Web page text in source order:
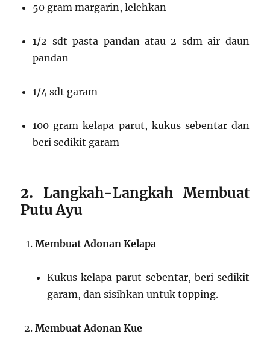
50 gram margarin, lelehkan
1/2 sdt pasta pandan atau 2 sdm air daun
pandan
1/4 sdt garam
100 gram kelapa parut, kukus sebentar dan
beri sedikit garam
2. Langkah-Langkah Membuat
Putu Ayu
Membuat Adonan Kelapa
Kukus kelapa parut sebentar, beri sedikit
garam, dan sisihkan untuk topping.
Membuat Adonan Kue